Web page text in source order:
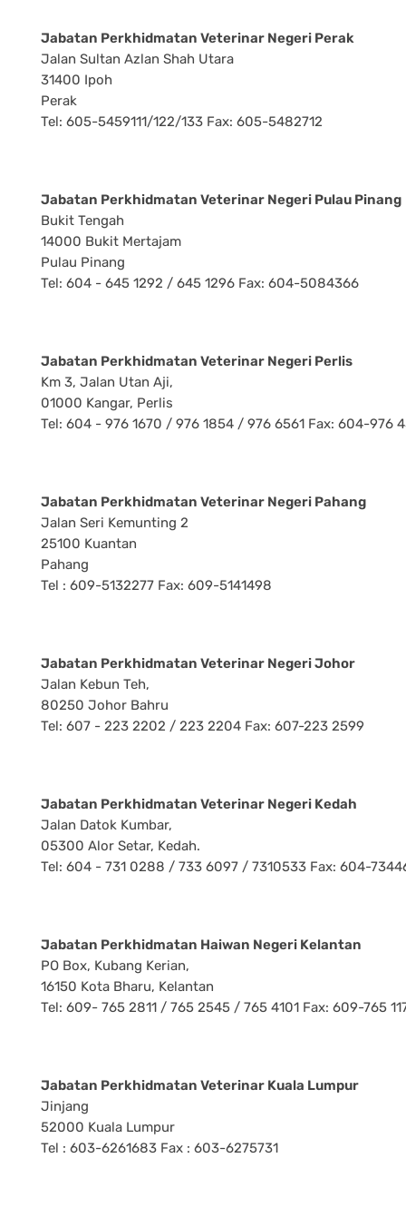
Jabatan Perkhidmatan Veterinar Negeri Perak
Jalan Sultan Azlan Shah Utara
31400 Ipoh
Perak
Tel: 605-5459111/122/133 Fax: 605-5482712
Jabatan Perkhidmatan Veterinar Negeri Pulau Pinang
Bukit Tengah
14000 Bukit Mertajam
Pulau Pinang
Tel: 604 - 645 1292 / 645 1296 Fax: 604-5084366
Jabatan Perkhidmatan Veterinar Negeri Perlis
Km 3, Jalan Utan Aji,
01000 Kangar, Perlis
Tel: 604 - 976 1670 / 976 1854 / 976 6561 Fax: 604-976
Jabatan Perkhidmatan Veterinar Negeri Pahang
Jalan Seri Kemunting 2
25100 Kuantan
Pahang
Tel : 609-5132277 Fax: 609-5141498
Jabatan Perkhidmatan Veterinar Negeri Johor
Jalan Kebun Teh,
80250 Johor Bahru
Tel: 607 - 223 2202 / 223 2204 Fax: 607-223 2599
Jabatan Perkhidmatan Veterinar Negeri Kedah
Jalan Datok Kumbar,
05300 Alor Setar, Kedah.
Tel: 604 - 731 0288 / 733 6097 / 7310533 Fax: 604-
Jabatan Perkhidmatan Haiwan Negeri Kelantan
PO Box, Kubang Kerian,
16150 Kota Bharu, Kelantan
Tel: 609- 765 2811 / 765 2545 / 765 4101 Fax: 609-765
Jabatan Perkhidmatan Veterinar Kuala Lumpur
Jinjang
52000 Kuala Lumpur
Tel : 603-6261683 Fax : 603-6275731